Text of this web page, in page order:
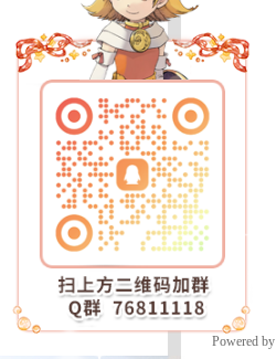
Powered by